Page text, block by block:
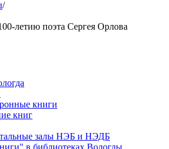
/
летию поэта Сергея Орлова
книги
книг
залы НЭБ и НЭДБ